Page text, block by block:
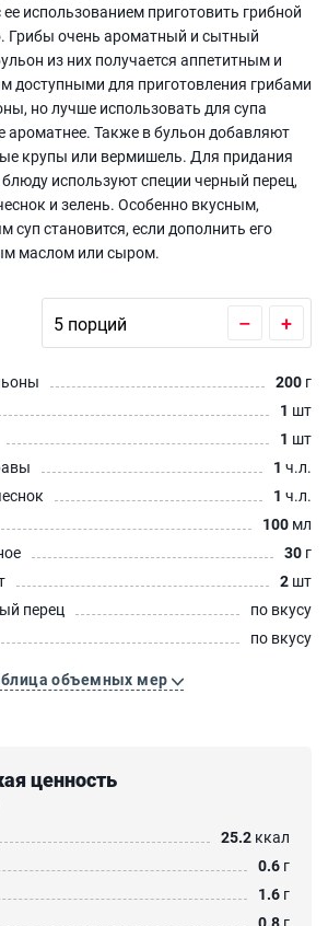
использованием приготовить грибной
Грибы очень ароматный и сытный
из них получается аппетитным и
доступными для приготовления грибами
но лучше использовать для супа
ароматнее. Также в бульон добавляют
крупы или вермишель. Для придания
используют специи черный перец,
и зелень. Особенно вкусным,
становится, если дополнить его
маслом или сыром.
– +
200 г
1 шт
1 шт
1 ч.л.
1 ч.л.
100 мл
30 г
2 шт
перец
по вкусу
по вкусу
объемных мер
ценность
25.2 ккал
0.6 г
1.6 г